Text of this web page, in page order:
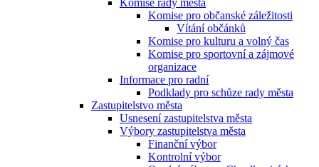
Komise rady města
Komise pro občanské záležitosti
Vítání občánků
Komise pro kulturu a volný čas
Komise pro sportovní a zájmové
organizace
Informace pro radní
Podklady pro schůze rady města
Zastupitelstvo města
Usnesení zastupitelstva města
Výbory zastupitelstva města
Finanční výbor
Kontrolní výbor